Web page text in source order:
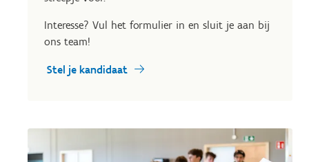
Interesse? Vul het formulier in en sluit je aan bij
ons team!
Stel je kandidaat